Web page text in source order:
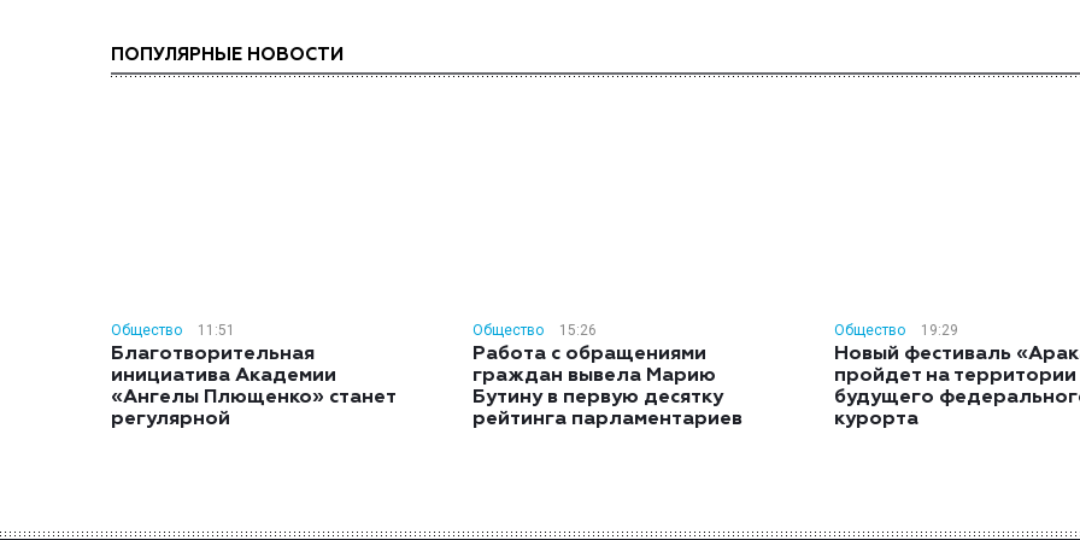
ПОПУЛЯРНЫЕ НОВОСТИ
Общество 11:51
Благотворительная
инициатива Академии
«Ангелы Плющенко» станет
регулярной
Общество 15:26
Работа с обращениями
граждан вывела Марию
Бутину в первую десятку
рейтинга парламентариев
Общество 19:29
Новый фестиваль
пройдет на территории
будущего
курорта